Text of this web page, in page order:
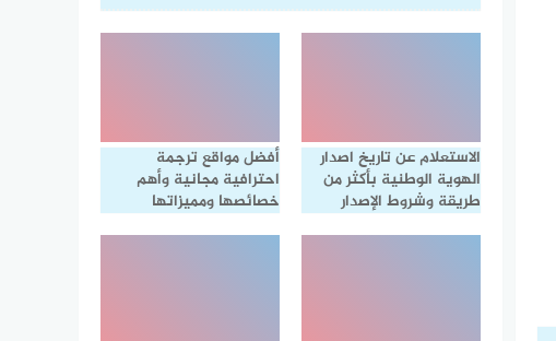
الاستعلام عن تاريخ اصدار
الهوية الوطنية بأكثر من
طريقة وشروط الإصدار
أفضل مواقع ترجمة
احترافية مجانية وأهم
خصائصها ومميزاتها